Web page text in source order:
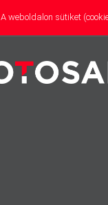
partner
A weboldalon sütiket